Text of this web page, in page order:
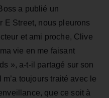
a publié un
E Street, nous pleurons
et ami proche, Clive
vie en me faisant
», a‑t‑il partagé sur son
toujours traité avec le
que ce soit à